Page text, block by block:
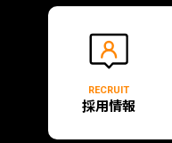
RECRUIT
採用情報